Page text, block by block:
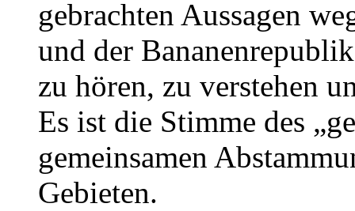
gebrachten Aussagen
und der
zu hören, zu verstehen
Es ist die Stimme des
gemeinsamen
Gebieten.